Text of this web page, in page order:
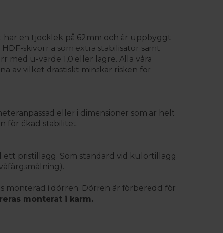
har en tjocklek på 62mm och är uppbyggt
skivorna som extra stabilisator samt
med u-värde 1,0 eller lägre. Alla våra
av vilket drastiskt minskar risken för
eller i dimensioner som är helt
för ökad stabilitet.
ett pristillägg. Som standard vid kulörtillägg
monterad i dörren. Dörren är förberedd för
monterat i karm.